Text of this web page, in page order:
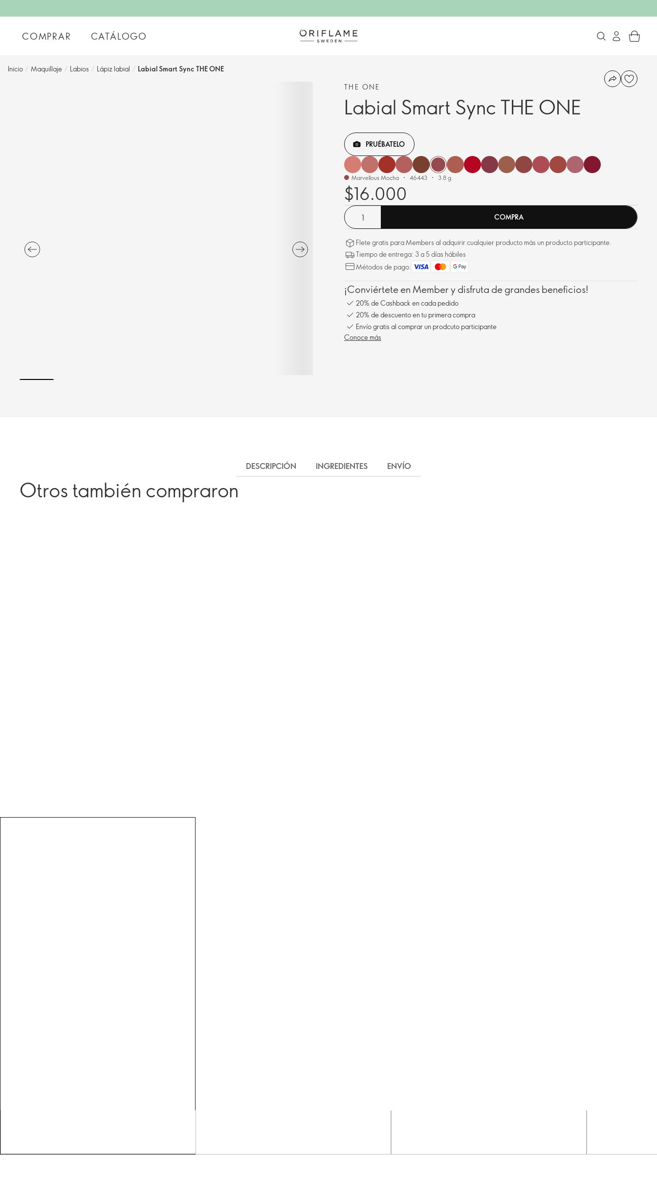
COMPRAR CATÁLOGO
Inicio / Maquillaje / Labios / Lápiz labial / Labial Smart Sync THE ONE
THE ONE
Labial Smart Sync THE ONE
PRUÉBATELO
Marvellous Mocha 46443 3.8 g.
$16.000
COMPRA
Flete gratis para Members al adquirir cualquier producto más un producto participante.
Tiempo de entrega: 3 a 5 días hábiles
Métodos de pago:
¡Conviértete en Member y disfruta de grandes beneficios!
20% de Cashback en cada pedido
20% de descuento en tu primera compra
Envío gratis al comprar un prodcuto participante
Conoce más
DESCRIPCIÓN INGREDIENTES ENVÍO
Otros también compraron